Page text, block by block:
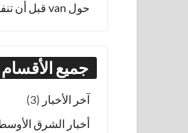
حول van قبل أن تنفجر
جميع الأقسام
آخر الأخبار (3)
أخبار الشرق